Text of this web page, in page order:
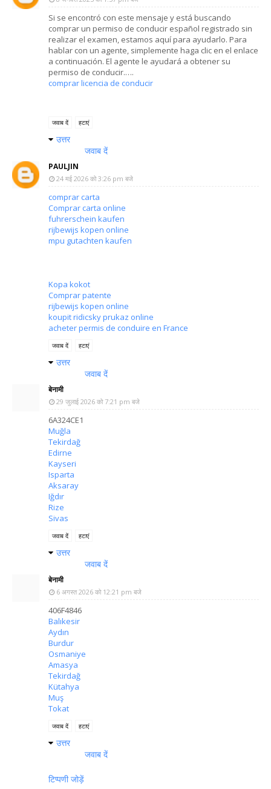
Si se encontró con este mensaje y está buscando
comprar un permiso de conducir español registrado sin
realizar el examen, estamos aquí para ayudarlo. Para
hablar con un agente, simplemente haga clic en el enlace
a continuación. El agente le ayudará a obtener su
permiso de conducir.….
comprar licencia de conducir
जवाब दें हटाएं
उत्तर
जवाब दें
PAULJIN
24 मई 2026 को 3:26 pm बजे
comprar carta
Comprar carta online
fuhrerschein kaufen
rijbewijs kopen online
mpu gutachten kaufen
Kopa kokot
Comprar patente
rijbewijs kopen online
koupit ridicsky prukaz online
acheter permis de conduire en France
जवाब दें हटाएं
उत्तर
जवाब दें
बेनामी
29 जुलाई 2026 को 7:21 pm बजे
6A324CE1
Muğla
Tekirdağ
Edirne
Kayseri
Isparta
Aksaray
Iğdır
Rize
Sivas
जवाब दें हटाएं
उत्तर
जवाब दें
बेनामी
6 अगस्त 2026 को 12:21 pm बजे
406F4846
Balıkesir
Aydın
Burdur
Osmaniye
Amasya
Tekirdağ
Kütahya
Muş
Tokat
जवाब दें हटाएं
उत्तर
जवाब दें
टिप्पणी जोड़ें